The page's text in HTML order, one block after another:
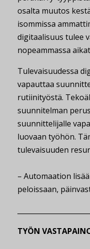
osalta muutos
isommissa
digitaalisuus tulee
nopeammassa
Tulevaisuudessa
vapauttaa
rutiinityöstä.
suunnitelman
suunnittelijalle
luovaan työhön.
tulevaisuuden
– Automaation
peloissaan,
TYÖN